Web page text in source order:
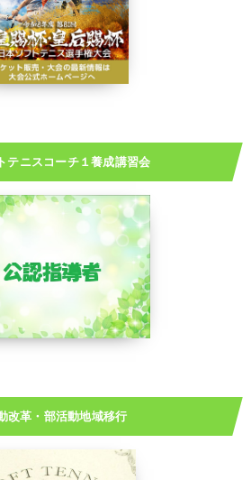
テニスコーチ１養成講習会
改革・部活動地域移行